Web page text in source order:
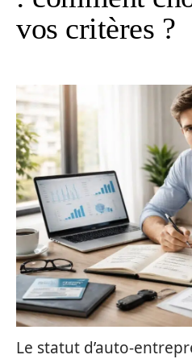
vos critères ?
Le statut d’auto-